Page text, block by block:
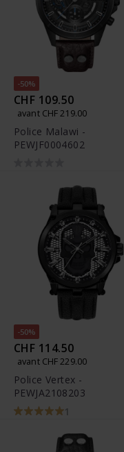
-50%
CHF 109.50
avant CHF 219.00
Police Malawi -
PEWJF0004602
-50%
CHF 114.50
avant CHF 229.00
Police Vertex -
PEWJA2108203
1